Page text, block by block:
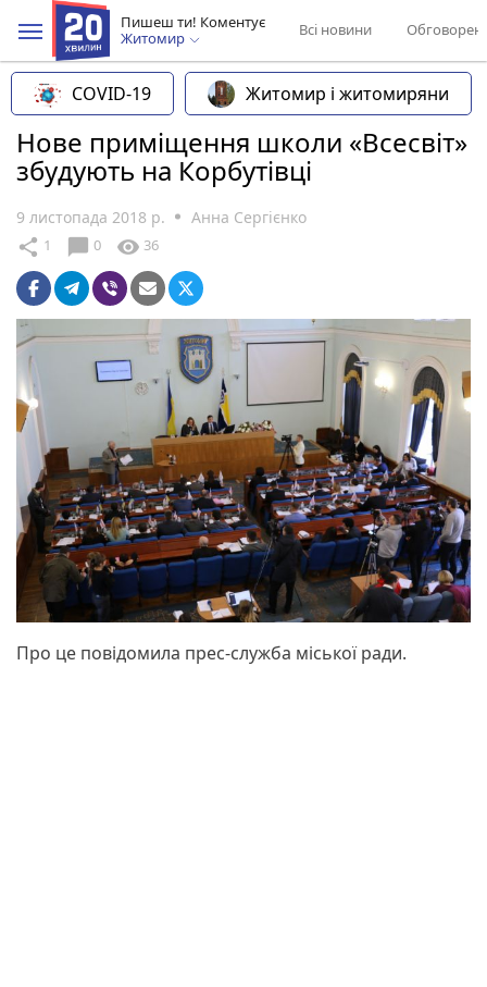
Пишеш ти! Коментує
Житомир
Всі новини
COVID-19 Житомир і житомиряни
Нове приміщення школи «Всесвіт»
збудують на Корбутівці
9 листопада 2018 р. Анна Сергієнко
share 1 chat_bubble 0 visibility 36
Про це повідомила прес-служба міської ради.